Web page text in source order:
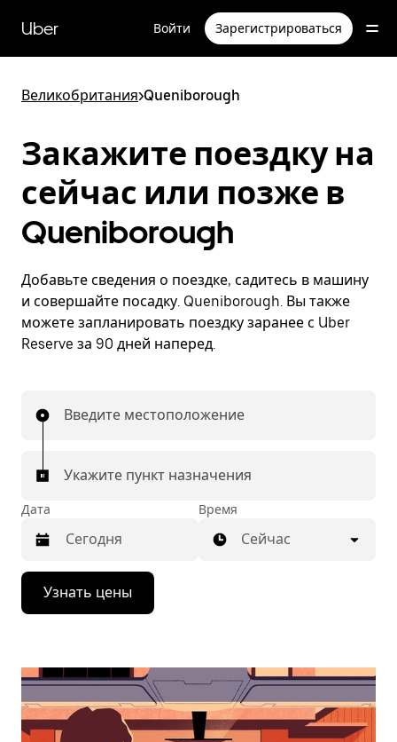
перейти
к
содержимому
Uber Войти Зарегистрироваться
Великобритания>Queniborough
Закажите поездку на
сейчас или позже в
Queniborough
Добавьте сведения о поездке, садитесь в машину
и совершайте посадку. Queniborough. Вы также
можете запланировать поездку заранее с Uber
Reserve за 90 дней наперед.
Введите местоположение
Укажите пункт назначения
Дата
Нажмите
стрелку
вниз,
календарю
выбрать
дату.
Время
Сейчас
Узнать цены